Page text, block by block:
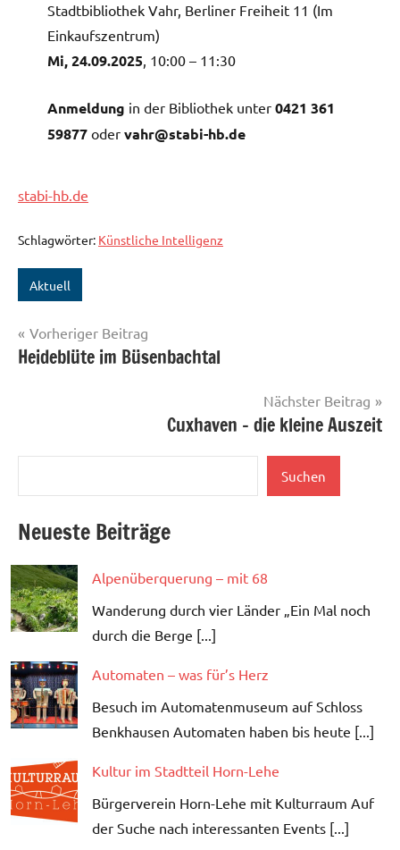
Stadtbibliothek Vahr, Berliner Freiheit 11 (Im
Einkaufszentrum)
Mi, 24.09.2025, 10:00 – 11:30
Anmeldung in der Bibliothek unter 0421 361
59877oder vahr@stabi-hb.de
stabi-hb.de
Schlagwörter: Künstliche Intelligenz
Aktuell
Beitragsnavigation
Vorheriger Beitrag
Heideblüte im Büsenbachtal
Nächster Beitrag
Cuxhaven – die kleine Auszeit
Suchen
Neueste Beiträge
Alpenüberquerung – mit 68
Wanderung durch vier Länder „Ein Mal noch
durch die Berge [...]
Automaten – was für’s Herz
Besuch im Automatenmuseum auf Schloss
Benkhausen Automaten haben bis heute [...]
Kultur im Stadtteil Horn-Lehe
Bürgerverein Horn-Lehe mit Kulturraum Auf
der Suche nach interessanten Events [...]